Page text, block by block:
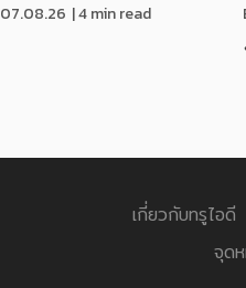
07.08.26 | 4 min read
เกี่ยวกับทรูไอดี
จุด